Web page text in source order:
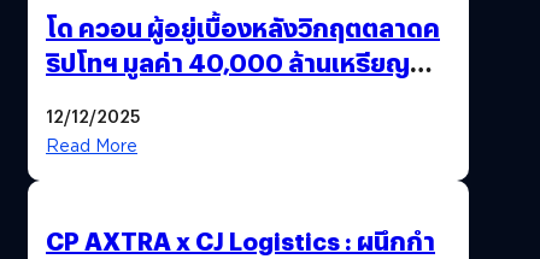
โด ควอน ผู้อยู่เบื้องหลังวิกฤตตลาดค
ริปโทฯ มูลค่า 40,000 ล้านเหรียญ
12/12/2025
Read More
CP AXTRA x CJ Logistics : ผนึกกำ